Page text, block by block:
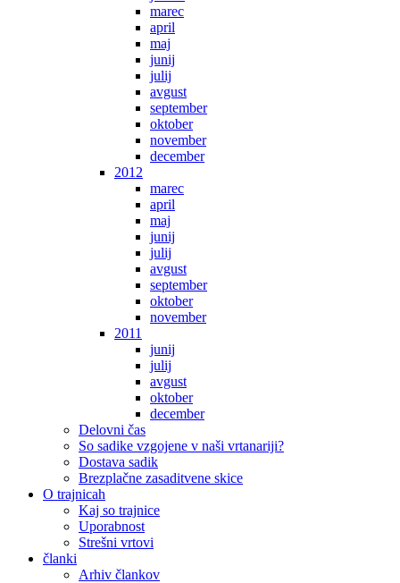
marec
april
maj
junij
julij
avgust
september
oktober
november
december
2012
marec
april
maj
junij
julij
avgust
september
oktober
november
2011
junij
julij
avgust
oktober
december
Delovni čas
So sadike vzgojene v naši vrtanariji?
Dostava sadik
Brezplačne zasaditvene skice
O trajnicah
Kaj so trajnice
Uporabnost
Strešni vrtovi
članki
Arhiv člankov